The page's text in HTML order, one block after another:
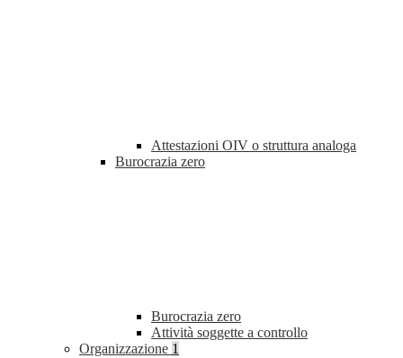
Attestazioni OIV o struttura analoga
Burocrazia zero
Burocrazia zero
Attività soggette a controllo
Organizzazione 1